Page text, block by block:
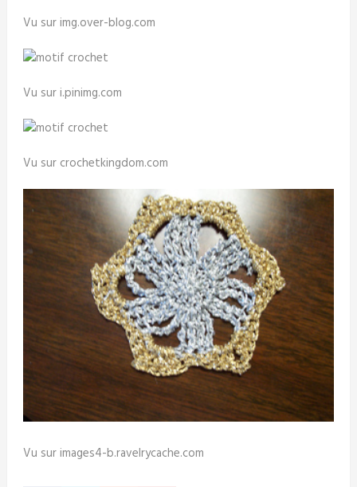
Vu sur img.over-blog.com
Vu sur i.pinimg.com
Vu sur crochetkingdom.com
Vu sur images4-b.ravelrycache.com